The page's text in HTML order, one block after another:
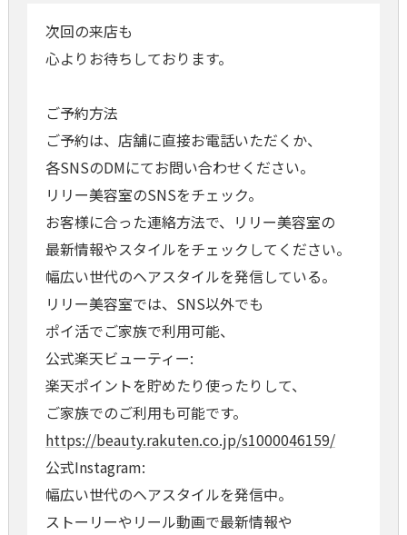
次回の来店も
心よりお待ちしております。
ご予約方法
ご予約は、店舗に直接お電話いただくか、
各SNSのDMにてお問い合わせください。
リリー美容室のSNSをチェック。
お客様に合った連絡方法で、リリー美容室の
最新情報やスタイルをチェックしてください。
幅広い世代のヘアスタイルを発信している。
リリー美容室では、SNS以外でも
ポイ活でご家族で利用可能、
公式楽天ビューティー:
楽天ポイントを貯めたり使ったりして、
ご家族でのご利用も可能です。
https://beauty.rakuten.co.jp/s1000046159/
公式Instagram:
幅広い世代のヘアスタイルを発信中。
ストーリーやリール動画で最新情報や